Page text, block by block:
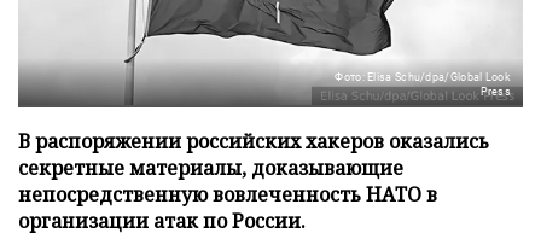
Фото: Elisa Schu/dpa/Global Look
Press
В распоряжении российских хакеров оказались
секретные материалы, доказывающие
непосредственную вовлеченность НАТО в
организации атак по России.